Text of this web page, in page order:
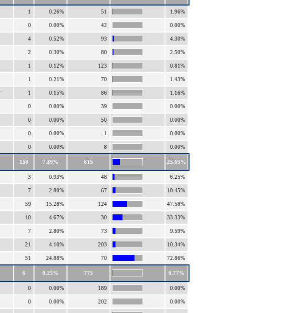
1 0.26% 51 1.96%
0 0.00% 42 0.00%
4 0.52% 93 4.30%
2 0.30% 80 2.50%
1 0.12% 123 0.81%
1 0.21% 70 1.43%
1 0.15% 86 1.16%
0 0.00% 39 0.00%
0 0.00% 50 0.00%
0 0.00% 1 0.00%
0 0.00% 8 0.00%
158 7.39% 615 25.69%
3 0.93% 48 6.25%
7 2.80% 67 10.45%
59 15.28% 124 47.58%
10 4.67% 30 33.33%
7 2.80% 73 9.59%
21 4.10% 203 10.34%
51 24.88% 70 72.86%
6 0.25% 775 0.77%
0 0.00% 189 0.00%
0 0.00% 202 0.00%